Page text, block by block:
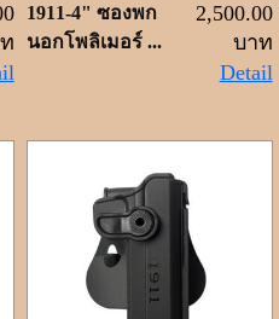
1911-4" ซองพก
นอกโพลิเมอร์ ...
2,500.00
บาท
Detail